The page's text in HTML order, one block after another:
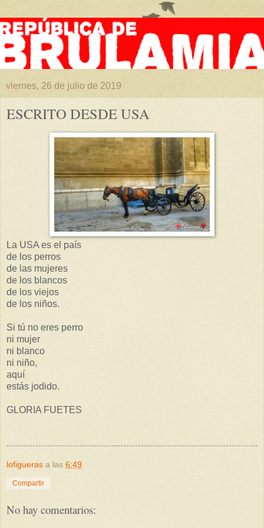
viernes, 26 de julio de 2019
ESCRITO DESDE USA
La USA es el país
de los perros
de las mujeres
de los blancos
de los viejos
de los niños.
Si tú no eres perro
ni mujer
ni blanco
ni niño,
aquí
estás jodido.
GLORIA FUETES
lofigueras a las 6:49
Compartir
No hay comentarios: